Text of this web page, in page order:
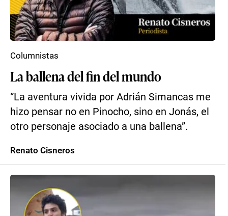
La ballena del fin del mundo
“La aventura vivida por Adrián Simancas me
hizo pensar no en Pinocho, sino en Jonás, el
otro personaje asociado a una ballena”.
Columnistas
Renato Cisneros